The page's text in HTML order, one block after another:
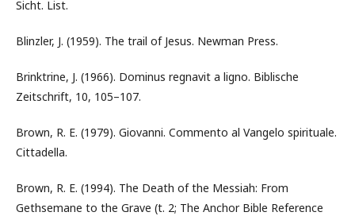
Sicht. List.
Blinzler, J. (1959). The trail of Jesus. Newman Press.
Brinktrine, J. (1966). Dominus regnavit a ligno. Biblische
Zeitschrift, 10, 105–107.
Brown, R. E. (1979). Giovanni. Commento al Vangelo spirituale.
Cittadella.
Brown, R. E. (1994). The Death of the Messiah: From
Gethsemane to the Grave (t. 2; The Anchor Bible Reference